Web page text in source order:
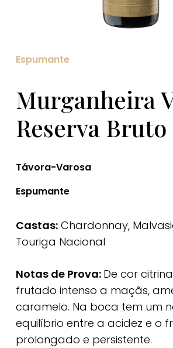
Espumante
Murganheira
Reserva Bruto
Távora-Varosa
Espumante
Castas:Chardonnay,
Touriga Nacional
Notas de Prova: De cor
frutado intenso a maçãs,
caramelo. Na boca tem um
equilíbrio entre a acidez e o
prolongado e persistente.